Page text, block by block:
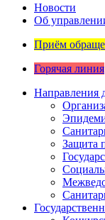
Новости
Об
Приём
Горячая линия
Направления
Защита